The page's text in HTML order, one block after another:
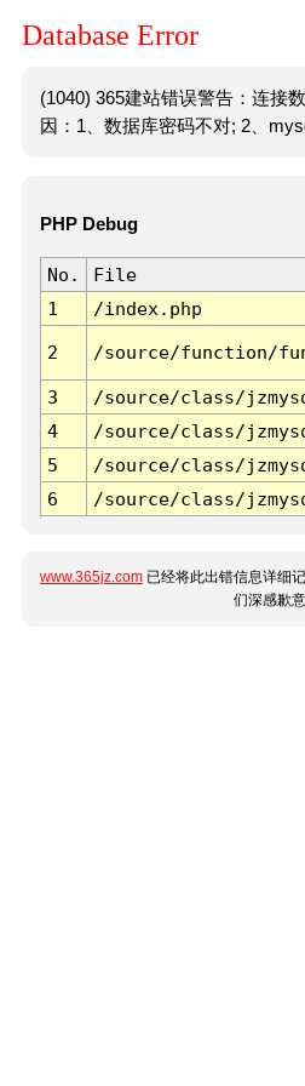
Database Error
(1040) 365建站错误警告：连接
因：1、数据库密码不对; 2、
PHP Debug
No. File
1
/index.php
2 /source/function/
3 /source/class/
4
/source/class/
5
/source/class/
6
/source/class/
www.365jz.com 已经将此出错信息详细
们深感歉